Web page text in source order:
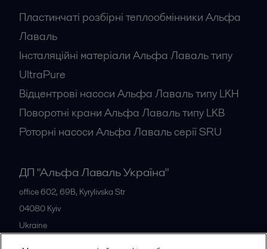
Пластинчаті розбірні теплообмінники Альфа
Лаваль
Інсталяційні матеріали Альфа Лаваль типу
UltraPure
Відцентрові насоси Альфа Лаваль типу LKH
Поворотні крани Альфа Лаваль типу LKB
Роторні насоси Альфа Лаваль серії SRU
ДП "Альфа Лаваль Україна"
office 602, 69B, Kyrylivska Str
04080 Kyiv
Ukraine